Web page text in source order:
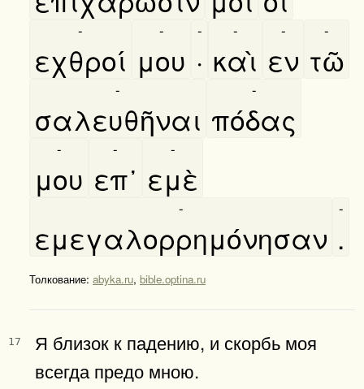
εχθροί
-
μου
-
·
-
καὶ
-
εν
-
τῶ
-
σαλευθῆναι
-
πόδας
-
μου
-
επ᾿
-
εμὲ
-
εμεγαλορρημόνησαν
-
.
-
Толкование: abyka.ru, bible.optina.ru
17
Я близок к падению, и скорбь моя
всегда предо мною.